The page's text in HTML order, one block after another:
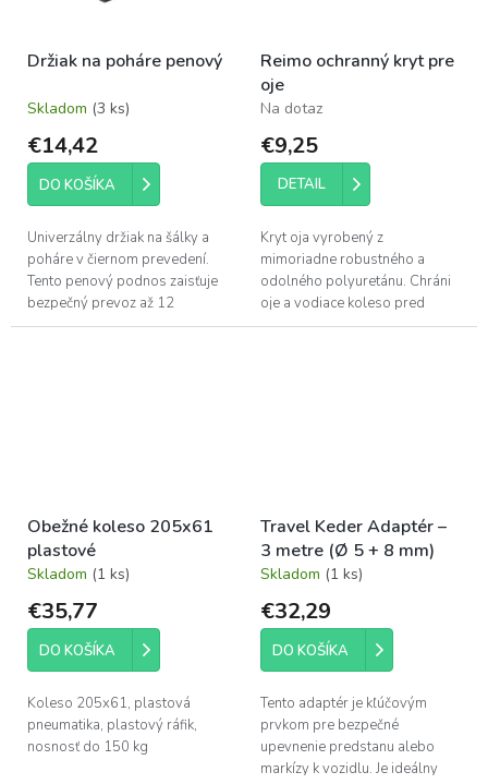
Držiak na poháre penový
Skladom (3 ks)
€14,42
DO KOŠÍKA
Univerzálny držiak na šálky a
poháre v čiernom prevedení.
Tento penový podnos zaisťuje
bezpečný prevoz až 12
rovnakých šálok alebo pohárov
Reimo ochranný kryt pre
oje
Na dotaz
€9,25
DETAIL
Kryt oja vyrobený z
mimoriadne robustného a
odolného polyuretánu. Chráni
oje a vodiace koleso pred
poveternostnými vplyvmi.
Obežné koleso 205x61
plastové
Skladom (1 ks)
€35,77
DO KOŠÍKA
Koleso 205x61, plastová
pneumatika, plastový ráfik,
nosnosť do 150 kg
Travel Keder Adaptér –
3 metre (Ø 5 + 8 mm)
Skladom (1 ks)
€32,29
DO KOŠÍKA
Tento adaptér je kľúčovým
prvkom pre bezpečné
upevnenie predstanu alebo
markízy k vozidlu. Je ideálny